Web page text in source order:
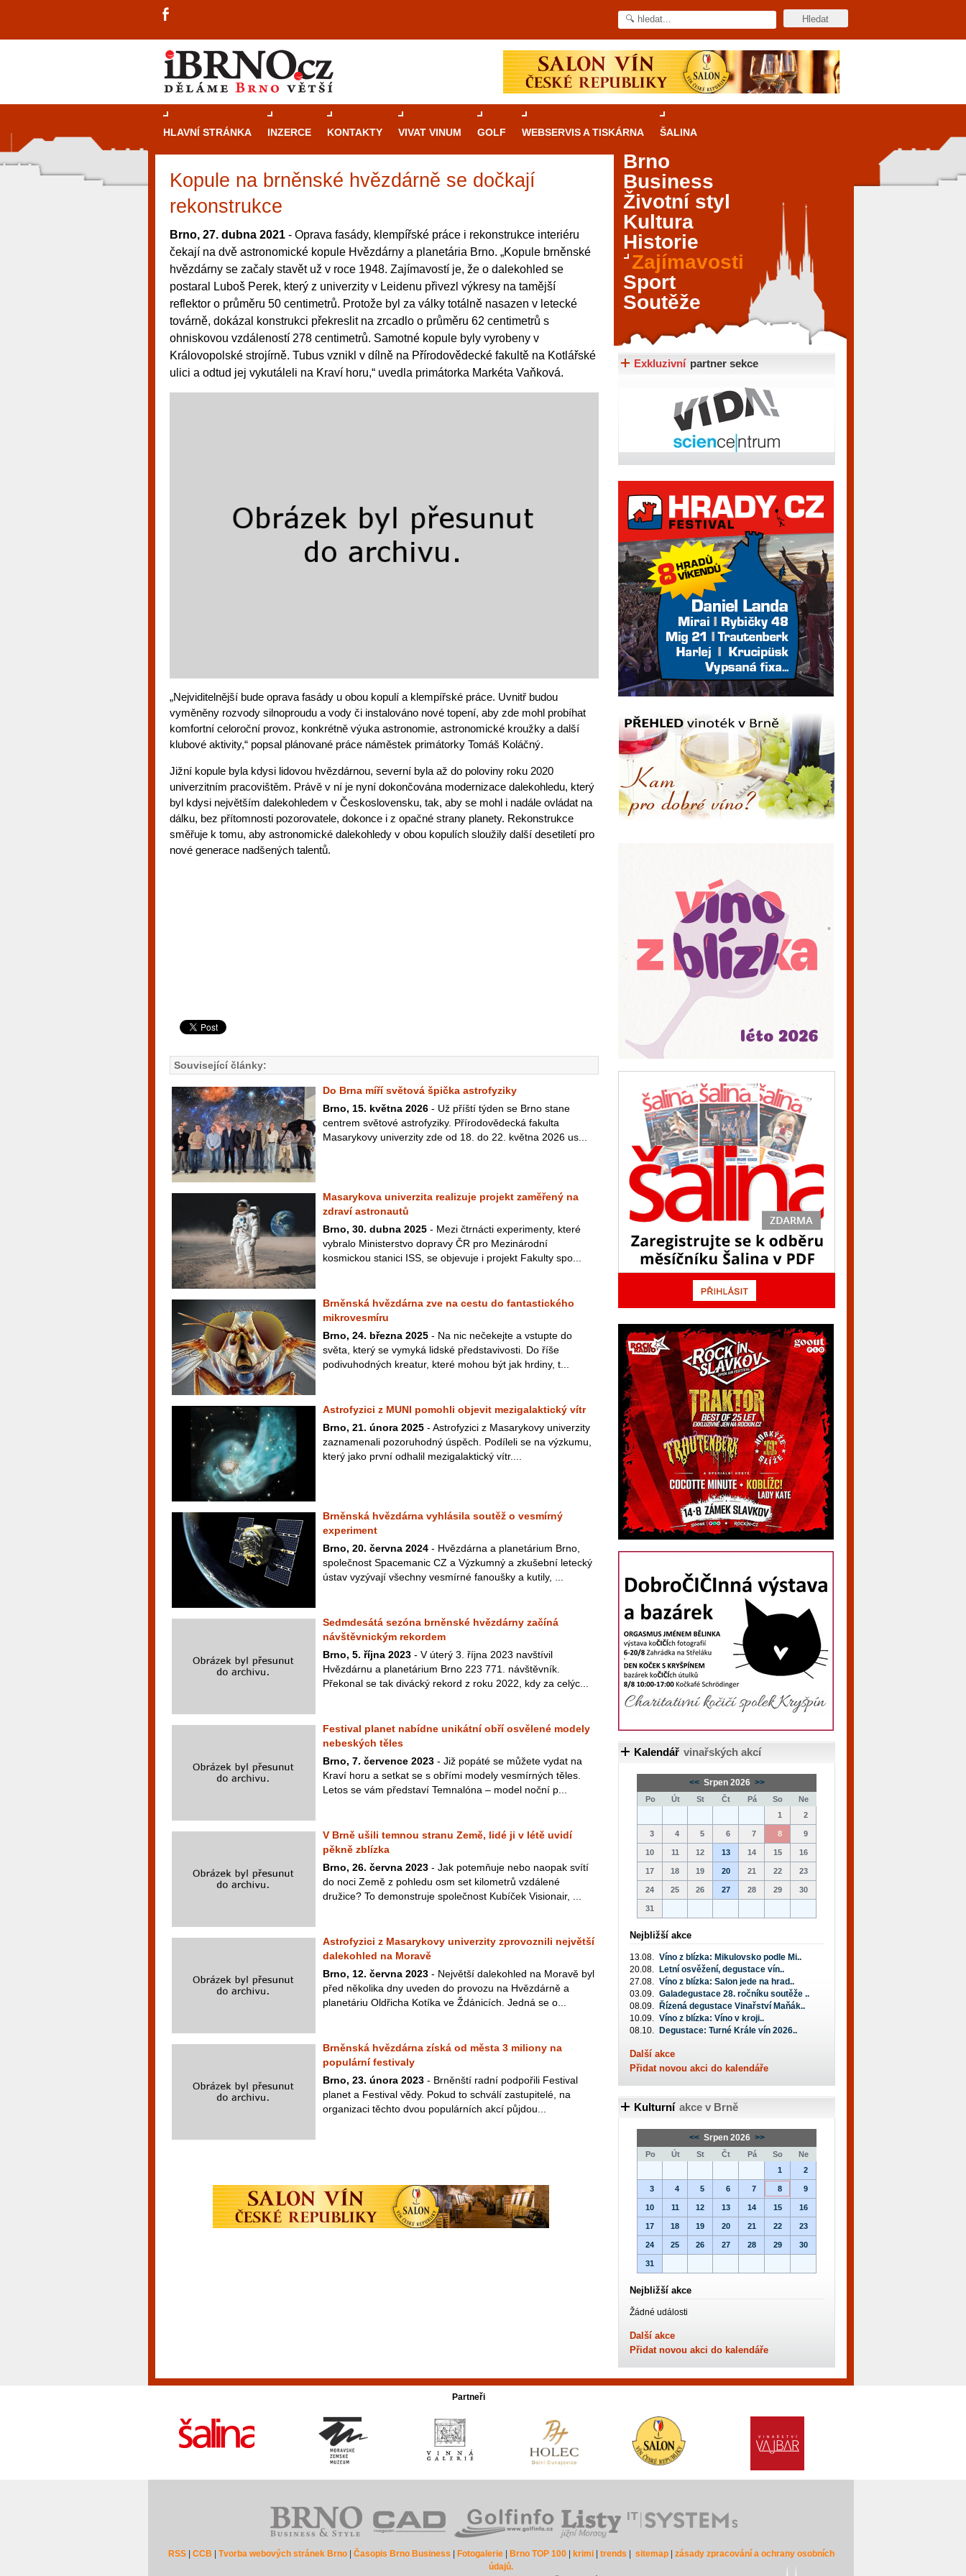
HLAVNÍ STRÁNKA INZERCE KONTAKTY VIVAT VINUM GOLF WEBSERVIS A TISKÁRNA ŠALINA
Kopule na brněnské hvězdárně se dočkají
rekonstrukce
Brno, 27. dubna 2021 - Oprava fasády, klempířské práce i rekonstrukce interiéru
čekají na dvě astronomické kopule Hvězdárny a planetária Brno. „Kopule brněnské
hvězdárny se začaly stavět už v roce 1948. Zajímavostí je, že o dalekohled se
postaral Luboš Perek, který z univerzity v Leidenu přivezl výkresy na tamější
reflektor o průměru 50 centimetrů. Protože byl za války totálně nasazen v letecké
továrně, dokázal konstrukci překreslit na zrcadlo o průměru 62 centimetrů s
ohniskovou vzdáleností 278 centimetrů. Samotné kopule byly vyrobeny v
Královopolské strojírně. Tubus vznikl v dílně na Přírodovědecké fakultě na Kotlářské
ulici a odtud jej vykutáleli na Kraví horu,“ uvedla primátorka Markéta Vaňková.
„Nejviditelnější bude oprava fasády u obou kopulí a klempířské práce. Uvnitř budou
vyměněny rozvody silnoproudu a vody či instalováno nové topení, aby zde mohl probíhat
komfortní celoroční provoz, konkrétně výuka astronomie, astronomické kroužky a další
klubové aktivity,“ popsal plánované práce náměstek primátorky Tomáš Koláčný.
Jižní kopule byla kdysi lidovou hvězdárnou, severní byla až do poloviny roku 2020
univerzitním pracovištěm. Právě v ní je nyní dokončována modernizace dalekohledu, který
byl kdysi největším dalekohledem v Československu, tak, aby se mohl i nadále ovládat na
dálku, bez přítomnosti pozorovatele, dokonce i z opačné strany planety. Rekonstrukce
směřuje k tomu, aby astronomické dalekohledy v obou kopulích sloužily další desetiletí pro
nové generace nadšených talentů.
Související články:
Do Brna míří světová špička astrofyziky
Brno, 15. května 2026 - Už příští týden se Brno stane
centrem světové astrofyziky. Přírodovědecká fakulta
Masarykovy univerzity zde od 18. do 22. května 2026 us...
Masarykova univerzita realizuje projekt zaměřený na
zdraví astronautů
Brno, 30. dubna 2025 - Mezi čtrnácti experimenty, které
vybralo Ministerstvo dopravy ČR pro Mezinárodní
kosmickou stanici ISS, se objevuje i projekt Fakulty spo...
Brněnská hvězdárna zve na cestu do fantastického
mikrovesmíru
Brno, 24. března 2025 - Na nic nečekejte a vstupte do
světa, který se vymyká lidské představivosti. Do říše
podivuhodných kreatur, které mohou být jak hrdiny, t...
Astrofyzici z MUNI pomohli objevit mezigalaktický vítr
Brno, 21. února 2025 - Astrofyzici z Masarykovy univerzity
zaznamenali pozoruhodný úspěch. Podíleli se na výzkumu,
který jako první odhalil mezigalaktický vítr....
Brněnská hvězdárna vyhlásila soutěž o vesmírný
experiment
Brno, 20. června 2024 - Hvězdárna a planetárium Brno,
společnost Spacemanic CZ a Výzkumný a zkušební letecký
ústav vyzývají všechny vesmírné fanoušky a kutily, ...
Sedmdesátá sezóna brněnské hvězdárny začíná
návštěvnickým rekordem
Brno, 5. října 2023 - V úterý 3. října 2023 navštívil
Hvězdárnu a planetárium Brno 223 771. návštěvník.
Překonal se tak divácký rekord z roku 2022, kdy za celýc...
Festival planet nabídne unikátní obří osvělené modely
nebeských těles
Brno, 7. července 2023 - Již popáté se můžete vydat na
Kraví horu a setkat se s obřími modely vesmírných těles.
Letos se vám představí Temnalóna – model noční p...
V Brně ušili temnou stranu Země, lidé ji v létě uvidí
pěkně zblízka
Brno, 26. června 2023 - Jak potemňuje nebo naopak svítí
do noci Země z pohledu osm set kilometrů vzdálené
družice? To demonstruje společnost Kubíček Visionair, ...
Astrofyzici z Masarykovy univerzity zprovoznili největší
dalekohled na Moravě
Brno, 12. června 2023 - Největší dalekohled na Moravě byl
před několika dny uveden do provozu na Hvězdárně a
planetáriu Oldřicha Kotíka ve Ždánicích. Jedná se o...
Brněnská hvězdárna získá od města 3 miliony na
populární festivaly
Brno, 23. února 2023 - Brněnští radní podpořili Festival
planet a Festival vědy. Pokud to schválí zastupitelé, na
organizaci těchto dvou populárních akcí půjdou...
Průvodcekasinovými hrami v Brně: Od
Brno je městem známým pro zajímavé památky, skvělé
restaurace, divadla a univerzity. Mimo jiné je ale také
místem, kde si můžete legálně a bezpečně vyzkoušet
různé kasinové hry. V neustále kvetoucí moravské
metropoli naleznete širokou nabídku her od klasické
rulety až po moderní automaty jak pro pravidelné
návštěvníky, tak pro příležitostné hráče. V...
Brno
Business
Životní styl
Kultura
Historie
Zajímavosti
Sport
Soutěže
Exkluzivní partner sekce
Kalendář vinařských akcí
<< Srpen 2026 >>
Po Út St Čt Pá So
Ne
1
2
3 4 5 6 7 8 9
10 11 12 13 14 15 16
17 18 19 20 21 22 23
24 25 26 27 28 29 30
31
Nejbližší akce
13.08. Víno z blízka: Mikulovsko podle Mi..
20.08.
Letní osvěžení, degustace vín..
27.08. Víno z blízka: Salon jede na hrad..
03.09. Galadegustace 28. ročníku soutěže ..
08.09.
Řízená degustace Vinařství Maňák..
10.09. Víno z blízka: Víno v kroji..
08.10.
Degustace: Turné Krále vín 2026..
Další akce
Přidat novou akci do kalendáře
Kulturní akce v Brně
<< Srpen 2026 >>
Po Út St Čt Pá So
Ne
1
2
3 4 5 6 7 8 9
10 11 12 13 14 15 16
17 18 19 20 21 22 23
24 25 26 27 28 29 30
31
Nejbližší akce
Žádné události
Další akce
Přidat novou akci do kalendáře
Partneři
RSS| CCB Tvorba webových stránek Brno| Časopis Brno Business Fotogalerie| Brno TOP 100| krimi| trends sitemap| zásady zpracování a ochrany osobních
údajů.